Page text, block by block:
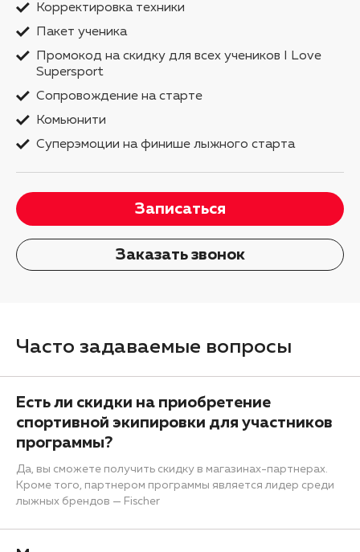
Корректировка техники
Пакет ученика
Промокод на скидку для всех учеников I Love
Supersport
Сопровождение на старте
Комьюнити
Суперэмоции на финише лыжного старта
Записаться
Заказать звонок
Часто задаваемые вопросы
Есть ли скидки на приобретение
спортивной экипировки для участников
программы?
Да, вы сможете получить скидку в магазинах-партнерах.
Кроме того, партнером программы является лидер среди
лыжных брендов — Fischer